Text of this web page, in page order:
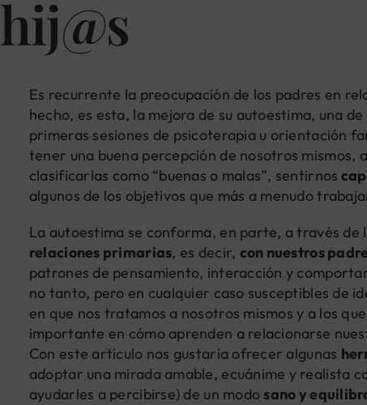
hij@s
Es recurrente la preocupación de los padres en
hecho, es esta, la mejora de su autoestima, una de
primeras sesiones de psicoterapia u orientación
tener una buena percepción de nosotros
clasificarlas como “buenas o malas”, sentirnos
algunos de los objetivos que más a menudo
La autoestima se conforma, en parte, a través de
relaciones primarias, es decir, con nuestros
patrones de pensamiento, interacción y
no tanto, pero en cualquier caso susceptibles de
en que nos tratamos a nosotros mismos y a los
importante en cómo aprenden a relacionarse
Con este artículo nos gustaría ofrecer algunas
adoptar una mirada amable, ecuánime y realista
ayudarles a percibirse) de un modosano y